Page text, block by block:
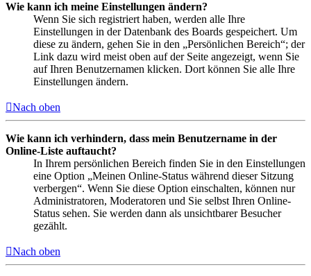
Wie kann ich meine Einstellungen ändern?
Wenn Sie sich registriert haben, werden alle Ihre
Einstellungen in der Datenbank des Boards gespeichert. Um
diese zu ändern, gehen Sie in den „Persönlichen Bereich“; der
Link dazu wird meist oben auf der Seite angezeigt, wenn Sie
auf Ihren Benutzernamen klicken. Dort können Sie alle Ihre
Einstellungen ändern.
Nach oben
Wie kann ich verhindern, dass mein Benutzername in der
Online-Liste auftaucht?
In Ihrem persönlichen Bereich finden Sie in den Einstellungen
eine Option „Meinen Online-Status während dieser Sitzung
verbergen“. Wenn Sie diese Option einschalten, können nur
Administratoren, Moderatoren und Sie selbst Ihren Online-
Status sehen. Sie werden dann als unsichtbarer Besucher
gezählt.
Nach oben